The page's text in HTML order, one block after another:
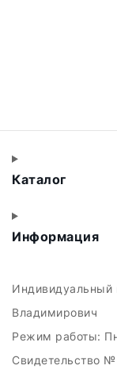
Каталог
Информация
Индивидуальный
Владимирович
Режим работы:
Свидетельство